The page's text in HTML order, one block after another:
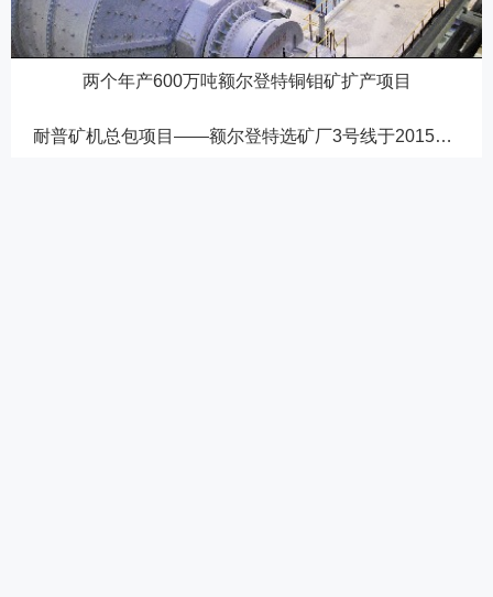
两个年产600万吨额尔登特铜钼矿扩产项目
耐普矿机总包项目——额尔登特选矿厂3号线于2015年完成建设，投产3个月即达设计产量（年产600万吨），系统运行稳定，设备安全可靠。 年产600万吨4号线总包项目：随着市场发展和额尔登特铜钼矿自身发展的需要，耐普矿机再次成为额尔登特选矿厂4号线总包方，项目于2019年动工建设，2022年竣工投产。